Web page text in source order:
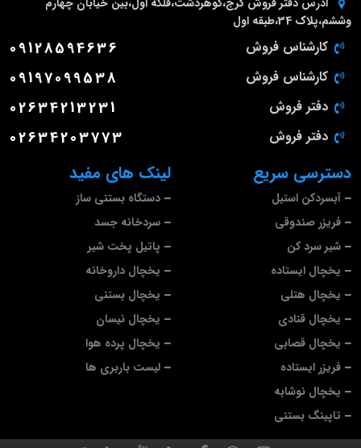
لینک های مفید
دستگاه بستنی ساز
سردخانه جسد
پاتیل پخت شیر
یخچال داروخانه
یخچال بستنی
یخچال نیسان
یخچال پرده هوا
لیست باربری ها
دسترسی سریع
آبسردکن استیل
فریزر صندوقی
شیر سرد کن
یخچال ایستاده
یخچال هتلی
یخچال قنادی
یخچال قصابی
فریزر ایستاده
یخچال نوشابه
تاپینگ بستنی
وششم،پلاک 34،طبقه اول
کارشناس فروش 09128594636
کارشناس فروش 09197099538
دفتر فروش 02634213231
دفتر فروش 02634203773